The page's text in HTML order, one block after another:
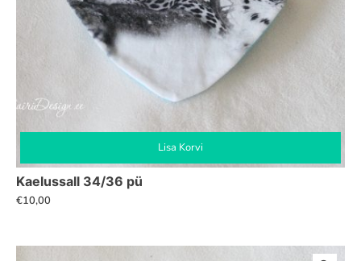
Lisa Korvi
Kaelussall 34/36 pü
€10,00